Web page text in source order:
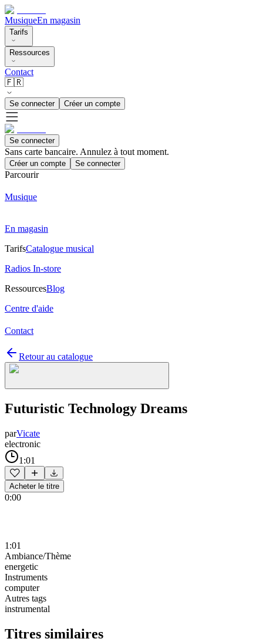
MusiqueEn magasin
Tarifs
Ressources
Contact
🇫🇷
Se connecter Créer un compte
Se connecter
Sans carte bancaire. Annulez à tout moment.
Créer un compte Se connecter
Parcourir
Musique
En magasin
TarifsCatalogue musical
Radios In-store
RessourcesBlog
Centre d'aide
Contact
Retour au catalogue
Futuristic Technology Dreams
parVicate
electronic
1:01
Acheter le titre
0:00
1:01
Ambiance/Thème
energetic
Instruments
computer
Autres tags
instrumental
Titres similaires